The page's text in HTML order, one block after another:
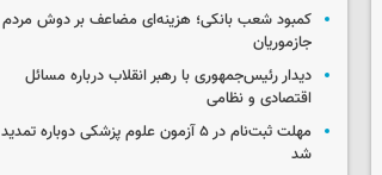
کمبود شعب بانکی؛ هزینه‌ای مضاعف بر دوش مردم
جازموریان
دیدار رئیس‌جمهوری با رهبر انقلاب درباره مسائل
اقتصادی و نظامی
مهلت ثبت‌نام در ۵ آزمون علوم پزشکی دوباره تمدید
شد